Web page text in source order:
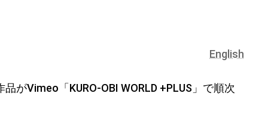
English
がVimeo「KURO-OBI WORLD +PLUS」で順次